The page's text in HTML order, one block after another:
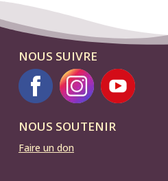
NOUS SUIVRE
NOUS SOUTENIR
Faire un don